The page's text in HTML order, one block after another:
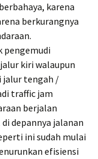
karena
berkurangnya
pengemudi
kiri walaupun
jalur tengah /
traffic jam
berjalan
depannya jalanan
ini sudah mulai
efisiensi